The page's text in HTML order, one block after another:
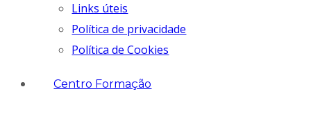
Links úteis
Política de privacidade
Política de Cookies
Centro Formação